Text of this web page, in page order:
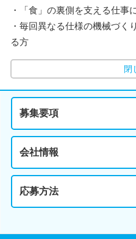
・「食」の裏側を支える仕事
・毎回異なる仕様の機械づく
る方
閉
募集要項
会社情報
応募方法